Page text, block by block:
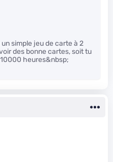
simple jeu de carte à 2
des bonne cartes, soit tu
heures&nbsp;